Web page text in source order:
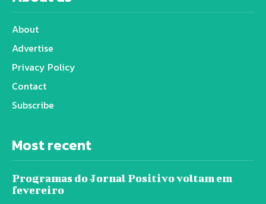
About
Advertise
Privacy Policy
Contact
Subscribe
Most recent
Programas do Jornal Positivo voltam em
fevereiro